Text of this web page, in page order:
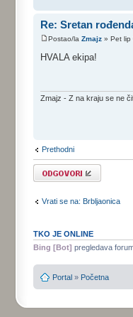
Re: Sretan
Postao/la Zmajz » Pet lip
HVALA ekipa!
Zmajz - Z na kraju se ne
Prethodni
Odgovori
Vrati se na: Brbljaonica
TKO JE ONLINE
Bing [Bot] pregledava
Portal » Početna